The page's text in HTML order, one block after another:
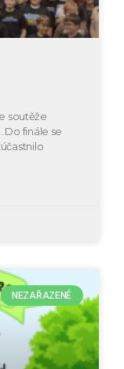
soutěže
Do finále se
NEZAŘAZENÉ